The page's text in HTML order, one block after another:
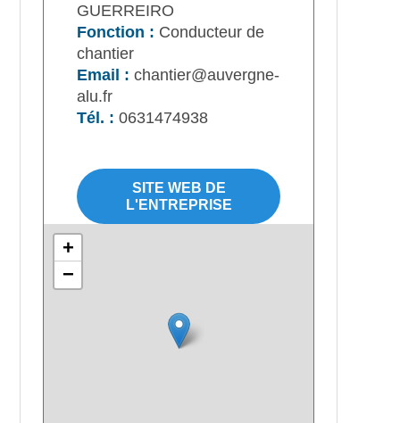
GUERREIRO
Fonction : Conducteur de
chantier
Email : chantier@auvergne-
alu.fr
Tél. : 0631474938
SITE WEB DE
L'ENTREPRISE
+
−